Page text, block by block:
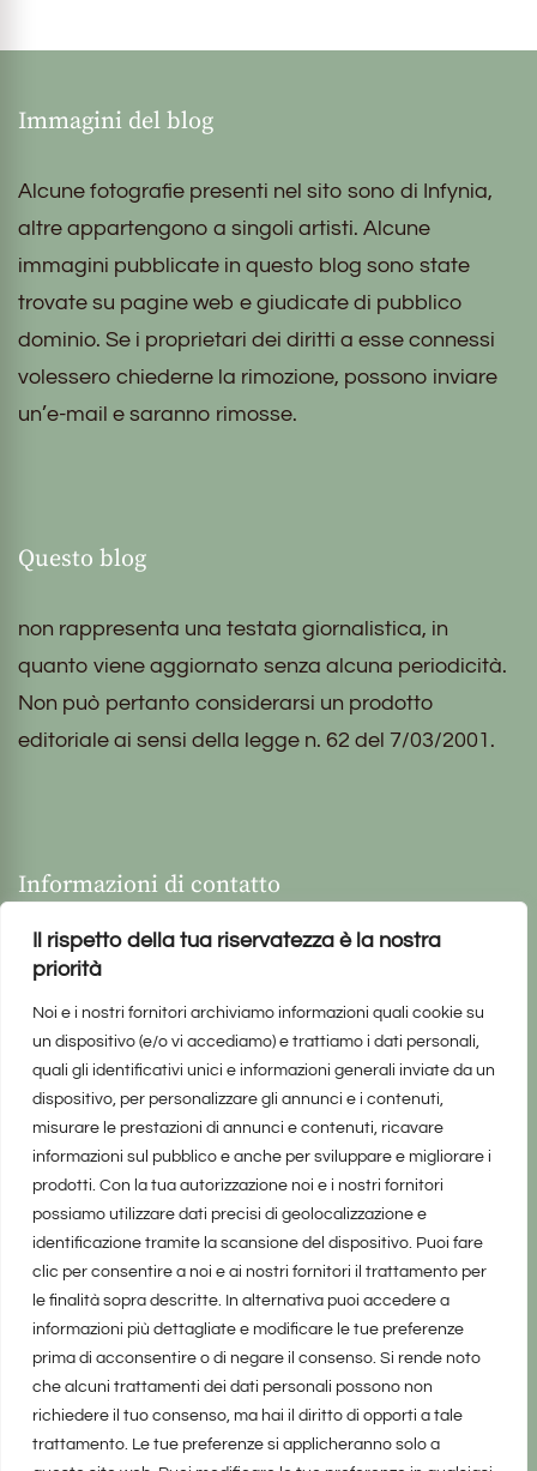
Il rispetto della tua riservatezza è la nostra
priorità
Noi e i nostri fornitori archiviamo informazioni quali cookie su
un dispositivo (e/o vi accediamo) e trattiamo i dati personali,
quali gli identificativi unici e informazioni generali inviate da un
dispositivo, per personalizzare gli annunci e i contenuti,
misurare le prestazioni di annunci e contenuti, ricavare
informazioni sul pubblico e anche per sviluppare e migliorare i
prodotti. Con la tua autorizzazione noi e i nostri fornitori
possiamo utilizzare dati precisi di geolocalizzazione e
identificazione tramite la scansione del dispositivo. Puoi fare
clic per consentire a noi e ai nostri fornitori il trattamento per
le finalità sopra descritte. In alternativa puoi accedere a
informazioni più dettagliate e modificare le tue preferenze
prima di acconsentire o di negare il consenso. Si rende noto
che alcuni trattamenti dei dati personali possono non
richiedere il tuo consenso, ma hai il diritto di opporti a tale
trattamento. Le tue preferenze si applicheranno solo a
Immagini del blog
Alcune fotografie presenti nel sito sono di Infynia,
altre appartengono a singoli artisti. Alcune
immagini pubblicate in questo blog sono state
trovate su pagine web e giudicate di pubblico
dominio. Se i proprietari dei diritti a esse connessi
volessero chiederne la rimozione, possono inviare
un’e-mail e saranno rimosse.
Questo blog
non rappresenta una testata giornalistica, in
quanto viene aggiornato senza alcuna periodicità.
Non può pertanto considerarsi un prodotto
editoriale ai sensi della legge n. 62 del 7/03/2001.
Informazioni di contatto